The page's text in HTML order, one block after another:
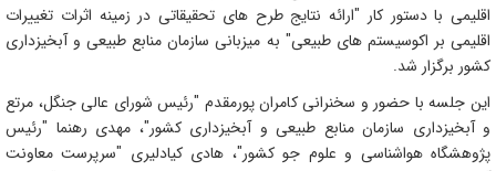
اقلیمی با دستور کار "ارائه نتایج طرح های تحقیقاتی در زمینه اثرات تغییرات
اقلیمی بر اکوسیستم های طبیعی" به میزبانی سازمان منابع طبیعی و آبخیزداری
کشور برگزار شد.
این جلسه با حضور و سخنرانی کامران پورمقدم "رئیس شورای عالی جنگل، مرتع
و آبخیزداری سازمان منابع طبیعی و آبخیزداری کشور"، مهدی رهنما "رئیس
پژوهشگاه هواشناسی و علوم جو کشور"، هادی کیادلیری "سرپرست معاونت